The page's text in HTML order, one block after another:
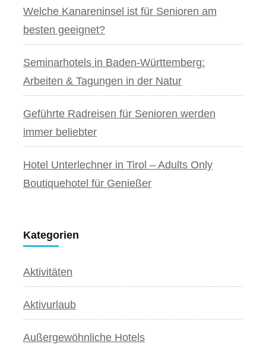
Welche Kanareninsel ist für Senioren am
besten geeignet?
Seminarhotels in Baden-Württemberg:
Arbeiten & Tagungen in der Natur
Geführte Radreisen für Senioren werden
immer beliebter
Hotel Unterlechner in Tirol – Adults Only
Boutiquehotel für Genießer
Kategorien
Aktivitäten
Aktivurlaub
Außergewöhnliche Hotels